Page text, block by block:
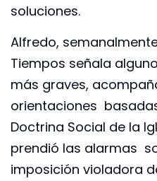
soluciones.
Alfredo,
Tiempos señala
más graves,
orientaciones
Doctrina Social de la
prendió las alarmas
imposición violadora